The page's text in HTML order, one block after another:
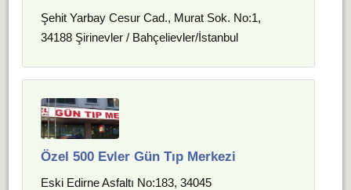
Şehit Yarbay Cesur Cad., Murat Sok. No:1,
34188 Şirinevler / Bahçelievler/İstanbul
Özel 500 Evler Gün Tıp Merkezi
Eski Edirne Asfaltı No:183, 34045